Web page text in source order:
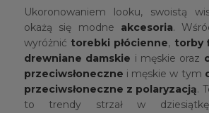
Ukoronowaniem looku, swoistą
okażą się modne akcesoria.
wyróżnić torebki płócienne, torby
drewniane damskie i męskie oraz
przeciwsłoneczne i męskie w tym
przeciwsłoneczne z polaryzacją.
to trendy strzał w